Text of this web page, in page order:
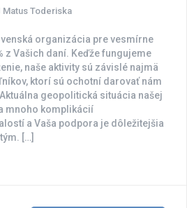
Matus Toderiska
organizácia pre vesmírne
z Vašich daní. Keďže fungujeme
naše aktivity sú závislé najmä
ktorí sú ochotní darovať nám
geopolitická situácia našej
mnoho komplikácií
a Vaša podpora je dôležitejšia
[…]